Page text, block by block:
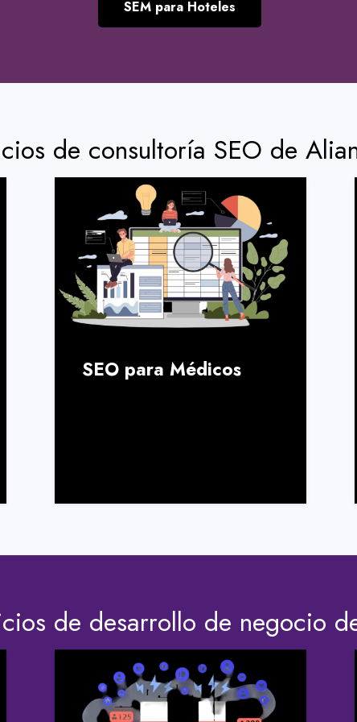
SEM para Hoteles
de consultoría SEO de
SEO para Médicos
de desarrollo de negocio